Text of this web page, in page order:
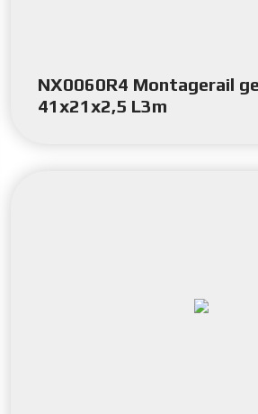
NX0060R4 Montagerail
41x21x2,5 L3m